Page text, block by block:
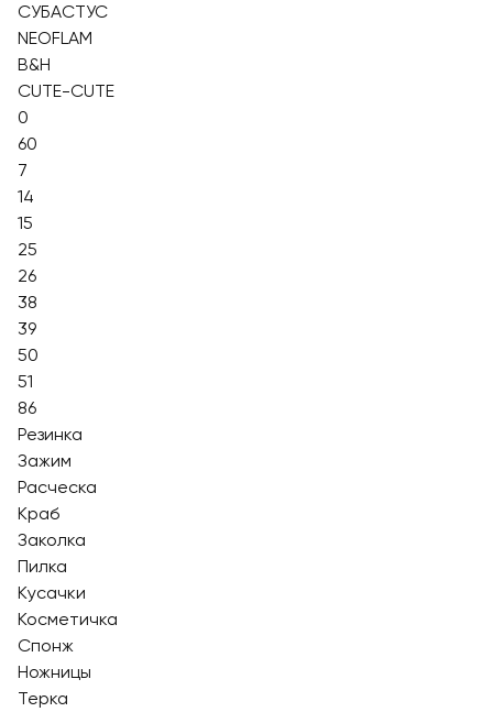
СУБАСТУС
NEOFLAM
B&H
CUTE-CUTE
0
60
7
14
15
25
26
38
39
50
51
86
Резинка
Зажим
Расческа
Краб
Заколка
Пилка
Кусачки
Косметичка
Спонж
Ножницы
Терка